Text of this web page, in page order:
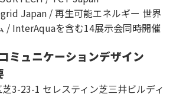
Japan / 再生可能エネルギー 世界
/ InterAquaを含む14展示会同時開催
ミュニケーションデザイン
3-23-1 セレスティン芝三井ビルディ